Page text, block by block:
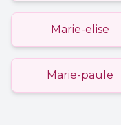
Marie-elise
Marie-paule